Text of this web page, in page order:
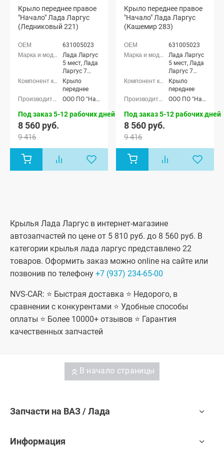
Крыло переднее правое
"Начало" Лада Ларгус
(Ледниковый 221)
631005023
Лада Ларгус
5 мест, Лада
Ларгус 7
мест
Крыло
переднее
ООО ПО "Начало"
Под заказ 5-12 рабочих дней
8 560 руб.
9 416
Крыло переднее правое
"Начало" Лада Ларгус
(Кашемир 283)
631005023
Лада Ларгус
5 мест, Лада
Ларгус 7
мест
Крыло
переднее
ООО ПО "Начало"
Под заказ 5-12 рабочих дней
8 560 руб.
9 416
Крылья Лада Ларгус в интернет-магазине
автозапчастей по цене от 5 810 руб. до 8 560 руб. В
категории крылья лада ларгус представлено 22
товаров. Оформить заказ можно online на сайте или
позвонив по телефону +7 (937) 234-65-00
NVS-CAR: ⭐ Быстрая доставка ⭐ Недорого, в
сравнении с конкурентами ⭐ Удобные способы
оплаты ⭐ Более 10000+ отзывов ⭐ Гарантия
качественных запчастей
В начало страницы
Запчасти на ВАЗ / Лада
Информация